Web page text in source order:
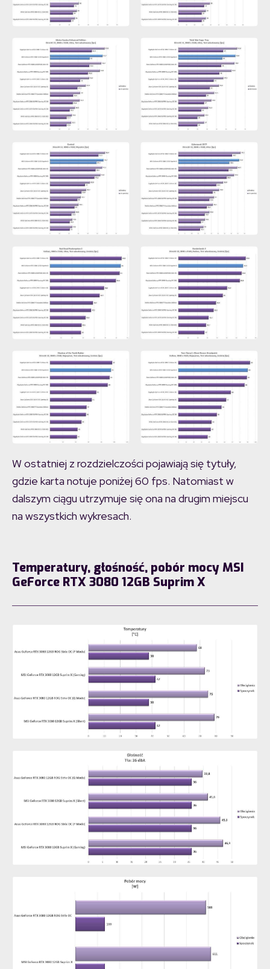
W ostatniej z rozdzielczości pojawiają się tytuły,
gdzie karta notuje poniżej 60 fps. Natomiast w
dalszym ciągu utrzymuje się ona na drugim miejscu
na wszystkich wykresach.
Temperatury, głośność, pobór mocy MSI
GeForce RTX 3080 12GB Suprim X